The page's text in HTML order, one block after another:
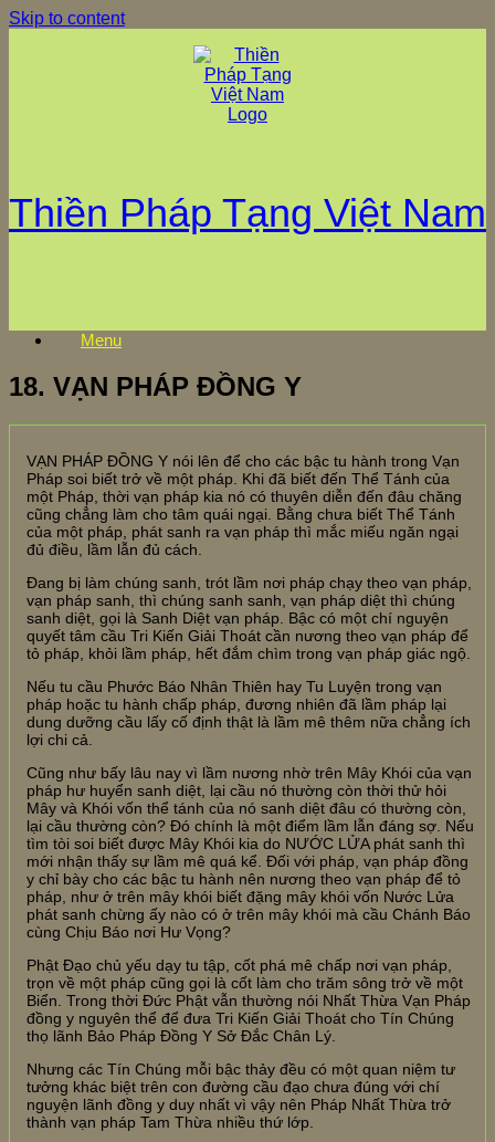
Skip to content
Thiền Pháp Tạng Việt Nam
Menu
18. VẠN PHÁP ĐỒNG Y
VẠN PHÁP ĐỒNG Y nói lên để cho các bậc tu hành trong Vạn
Pháp soi biết trở về một pháp. Khi đã biết đến Thể Tánh của
một Pháp, thời vạn pháp kia nó có thuyên diễn đến đâu chăng
cũng chẳng làm cho tâm quái ngại. Bằng chưa biết Thể Tánh
của một pháp, phát sanh ra vạn pháp thì mắc miếu ngăn ngại
đủ điều, lầm lẫn đủ cách.
Đang bị làm chúng sanh, trót lầm nơi pháp chạy theo vạn pháp,
vạn pháp sanh, thì chúng sanh sanh, vạn pháp diệt thì chúng
sanh diệt, gọi là Sanh Diệt vạn pháp. Bậc có một chí nguyện
quyết tâm cầu Tri Kiến Giải Thoát cần nương theo vạn pháp để
tỏ pháp, khỏi lầm pháp, hết đắm chìm trong vạn pháp giác ngộ.
Nếu tu cầu Phước Báo Nhân Thiên hay Tu Luyện trong vạn
pháp hoặc tu hành chấp pháp, đương nhiên đã lầm pháp lại
dung dưỡng cầu lấy cố định thật là lầm mê thêm nữa chẳng ích
lợi chi cả.
Cũng như bấy lâu nay vì lầm nương nhờ trên Mây Khói của vạn
pháp hư huyển sanh diệt, lại cầu nó thường còn thời thử hỏi
Mây và Khói vốn thể tánh của nó sanh diệt đâu có thường còn,
lại cầu thường còn? Đó chính là một điểm lầm lẫn đáng sợ. Nếu
tìm tòi soi biết được Mây Khói kia do NƯỚC LỬA phát sanh thì
mới nhận thấy sự lầm mê quá kể. Đối với pháp, vạn pháp đồng
y chỉ bày cho các bậc tu hành nên nương theo vạn pháp để tỏ
pháp, như ở trên mây khói biết đặng mây khói vốn Nước Lửa
phát sanh chừng ấy nào có ở trên mây khói mà cầu Chánh Báo
cùng Chịu Báo nơi Hư Vọng?
Phật Đạo chủ yếu dạy tu tập, cốt phá mê chấp nơi vạn pháp,
trọn về một pháp cũng gọi là cốt làm cho trăm sông trở về một
Biển. Trong thời Đức Phật vẫn thường nói Nhất Thừa Vạn Pháp
đồng y nguyên thể để đưa Tri Kiến Giải Thoát cho Tín Chúng
thọ lãnh Bảo Pháp Đồng Y Sở Đắc Chân Lý.
Nhưng các Tín Chúng mỗi bậc thảy đều có một quan niệm tư
tưởng khác biệt trên con đường cầu đạo chưa đúng với chí
nguyện lãnh đồng y duy nhất vì vậy nên Pháp Nhất Thừa trở
thành vạn pháp Tam Thừa nhiều thứ lớp.